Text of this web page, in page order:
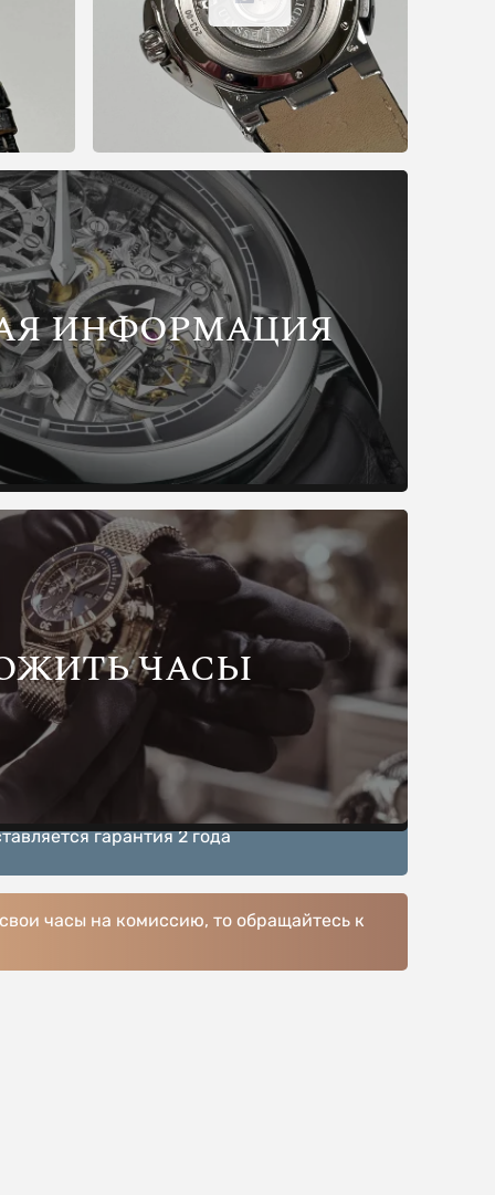
ИНФОРМАЦИЯ
ЧАСЫ
гарантия 2 года
часы на комиссию, то обращайтесь к